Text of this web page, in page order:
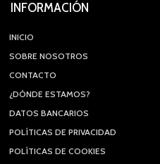
INFORMACIÓN
INICIO
SOBRE NOSOTROS
CONTACTO
¿DÓNDE ESTAMOS?
DATOS BANCARIOS
POLÍTICAS DE PRIVACIDAD
POLÍTICAS DE COOKIES